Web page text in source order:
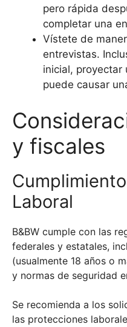
pero rápida
completar una
Vístete de
entrevistas.
inicial, proyectar
puede causar
y fiscales
Laboral
B&BW cumple con las
federales y estatales,
(usualmente 18 años o
y normas de seguridad
Se recomienda a los
las protecciones